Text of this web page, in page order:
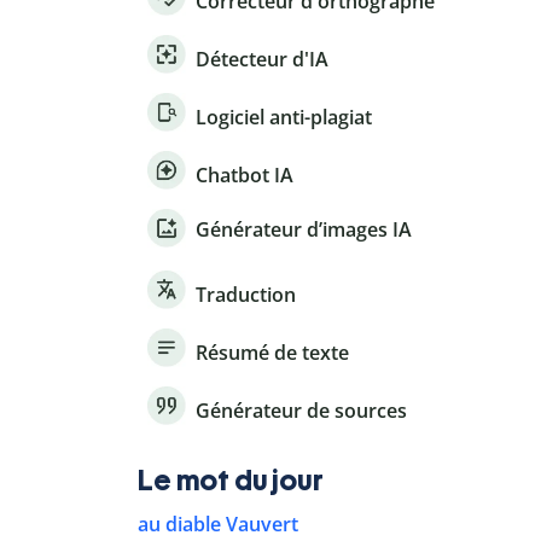
Détecteur d'IA
Logiciel anti-plagiat
Chatbot IA
Générateur d’images IA
Traduction
Résumé de texte
Générateur de sources
Le mot du jour
au diable Vauvert